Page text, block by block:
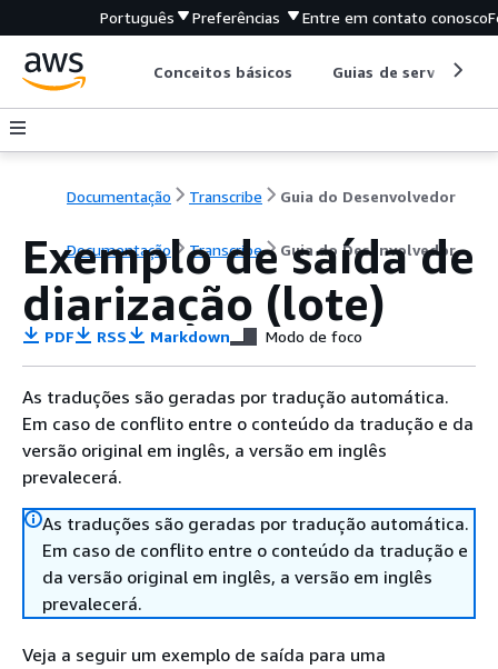
Português Preferências Entre em contato conosco
Conceitos básicos Guias de serviço
Documentação Transcribe Guia do Desenvolvedor
Documentação Transcribe Guia do Desenvolvedor
Exemplo de saída de
diarização (lote)
PDF RSS Markdown Modo de foco
As traduções são geradas por tradução automática.
Em caso de conflito entre o conteúdo da tradução e da
versão original em inglês, a versão em inglês
prevalecerá.
As traduções são geradas por tradução automática.
Em caso de conflito entre o conteúdo da tradução e
da versão original em inglês, a versão em inglês
prevalecerá.
Veja a seguir um exemplo de saída para uma